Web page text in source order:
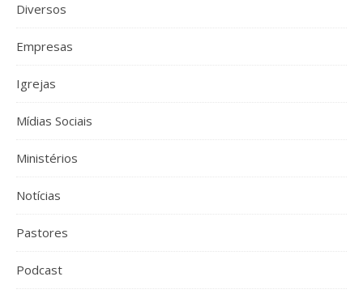
Diversos
Empresas
Igrejas
Mídias Sociais
Ministérios
Notícias
Pastores
Podcast